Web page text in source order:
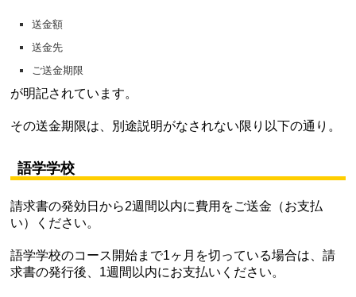
送金額
送金先
ご送金期限
が明記されています。
その送金期限は、別途説明がなされない限り以下の通り。
語学学校
請求書の発効日から2週間以内に費用をご送金（お支払
い）ください。
語学学校のコース開始まで1ヶ月を切っている場合は、請
求書の発行後、1週間以内にお支払いください。